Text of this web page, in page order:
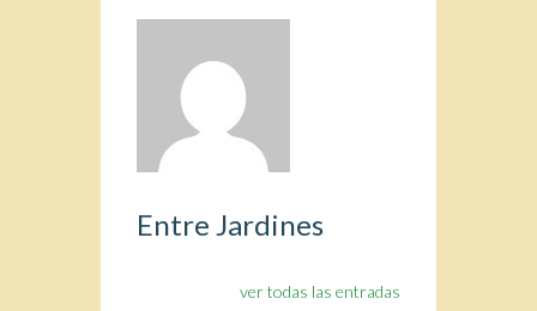
Entre Jardines
ver todas las entradas